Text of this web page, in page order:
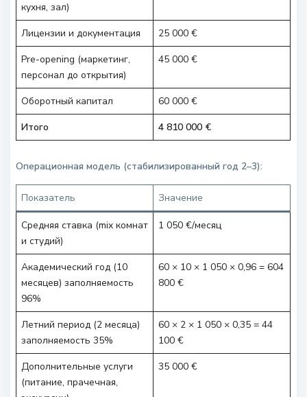
кухня, зал)
Лицензии и документация
25 000 €
Pre-opening (маркетинг,
персонал до открытия)
45 000 €
Оборотный капитал
60 000 €
Итого
4 810 000 €
Операционная модель (стабилизированный год 2–3):
Показатель Значение
Средняя ставка (mix комнат
и студий)
1 050 €/месяц
Академический год (10
месяцев) заполняемость
96%
60 × 10 × 1 050 × 0,96 = 604
800 €
Летний период (2 месяца)
заполняемость 35%
60 × 2 × 1 050 × 0,35 = 44
100 €
Дополнительные услуги
(питание, прачечная,
35 000 €